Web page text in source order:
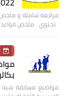
تحتوي ملخص قواعد